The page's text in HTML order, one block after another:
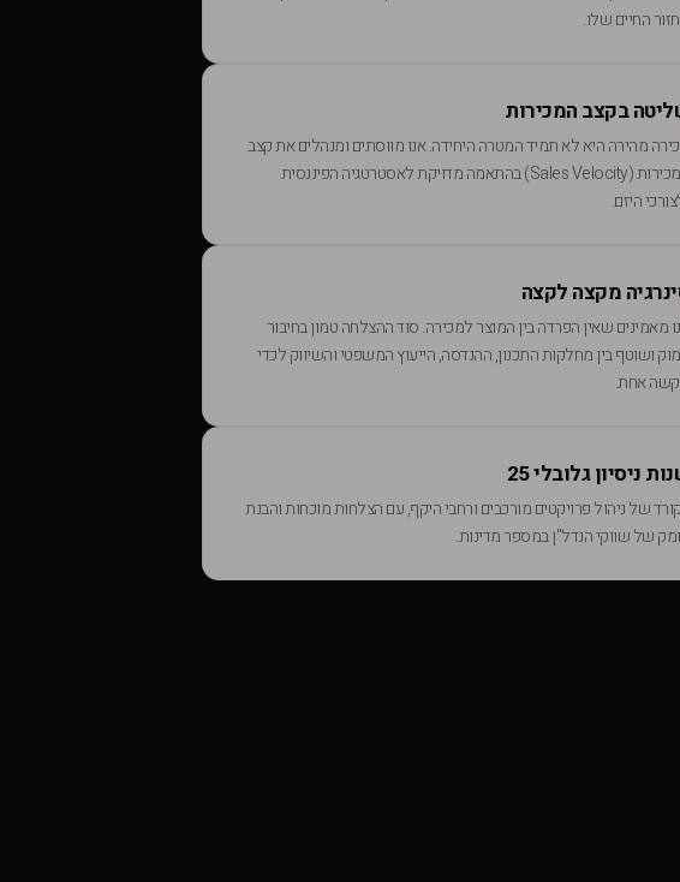
החיים שלו.
בקצב המכירות
מהירה היא לא תמיד המטרה היחידה. אנו מווסתים ומנהלים את קצב
המכירות (Sales Velocity) בהתאמה מדויקת לאסטרטגיה הפיננסית
היזם.
מקצה לקצה
מאמינים שאין הפרדה בין המוצר למכירה. סוד ההצלחה טמון בחיבור
ושוטף בין מחלקות התכנון, ההנדסה, הייעוץ המשפטי והשיווק לכדי
אחת.
שנות ניסיון גלובלי
של ניהול פרויקטים מורכבים ורחבי היקף, עם הצלחות מוכחות והבנת
של שווקי הנדל"ן במספר מדינות.